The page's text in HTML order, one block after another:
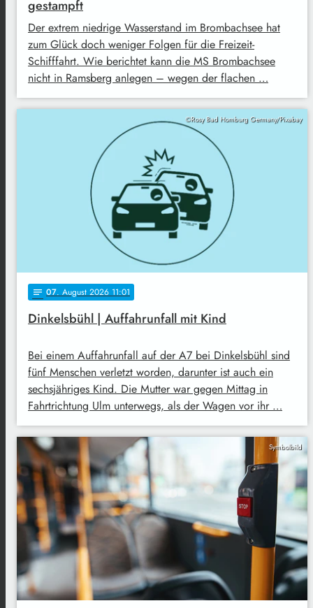
gestampft
Der extrem niedrige Wasserstand im Brombachsee hat
zum Glück doch weniger Folgen für die Freizeit-
Schifffahrt. Wie berichtet kann die MS Brombachsee
nicht in Ramsberg anlegen – wegen der flachen …
©Rosy Bad Homburg Germany/Pixabay
notes 07. August 2026 11:01
Dinkelsbühl | Auffahrunfall mit Kind
Bei einem Auffahrunfall auf der A7 bei Dinkelsbühl sind
fünf Menschen verletzt worden, darunter ist auch ein
sechsjähriges Kind. Die Mutter war gegen Mittag in
Fahrtrichtung Ulm unterwegs, als der Wagen vor ihr …
Symbolbild